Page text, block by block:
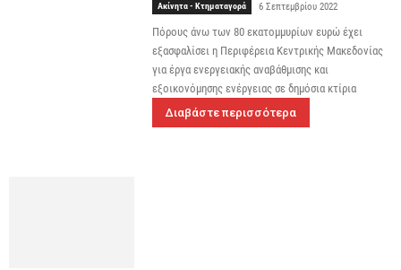
Ακίνητα - Κτηματαγορά 6 Σεπτεμβρίου 2022
Πόρους άνω των 80 εκατομμυρίων ευρώ έχει
εξασφαλίσει η Περιφέρεια Κεντρικής Μακεδονίας
για έργα ενεργειακής αναβάθμισης και
εξοικονόμησης ενέργειας σε δημόσια κτίρια
Διαβάστε περισσότερα